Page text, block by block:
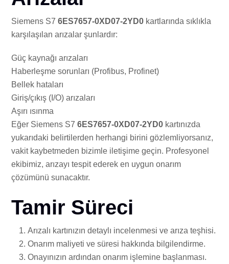
Siemens S7 6ES7657-0XD07-2YD0kartlarında sıklıkla
karşılaşılan arızalar şunlardır:
Güç kaynağı arızaları
Haberleşme sorunları (Profibus, Profinet)
Bellek hataları
Giriş/çıkış (I/O) arızaları
Aşırı ısınma
Eğer Siemens S7 6ES7657-0XD07-2YD0kartınızda
yukarıdaki belirtilerden herhangi birini gözlemliyorsanız,
vakit kaybetmeden bizimle iletişime geçin. Profesyonel
ekibimiz, arızayı tespit ederek en uygun onarım
çözümünü sunacaktır.
Tamir Süreci
Arızalı kartınızın detaylı incelenmesi ve arıza teşhisi.
Onarım maliyeti ve süresi hakkında bilgilendirme.
Onayınızın ardından onarım işlemine başlanması.